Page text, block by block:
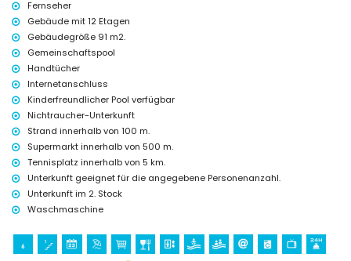
Fernseher
Gebäude mit 12 Etagen
Gebäudegröße 91 m2.
Gemeinschaftspool
Handtücher
Internetanschluss
Kinderfreundlicher Pool verfügbar
Nichtraucher-Unterkunft
Strand innerhalb von 100 m.
Supermarkt innerhalb von 500 m.
Tennisplatz innerhalb von 5 km.
Unterkunft geeignet für die angegebene Personenanzahl.
Unterkunft im 2. Stock
Waschmaschine